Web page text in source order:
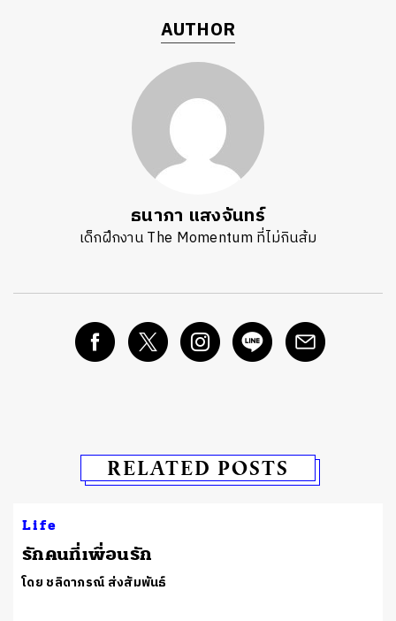
AUTHOR
ธนาภา แสงจันทร์
เด็กฝึกงาน The Momentum ที่ไม่กินส้ม
RELATED POSTS
Life
รักคนที่เพื่อนรัก
โดย ชลิดาภรณ์ ส่งสัมพันธ์